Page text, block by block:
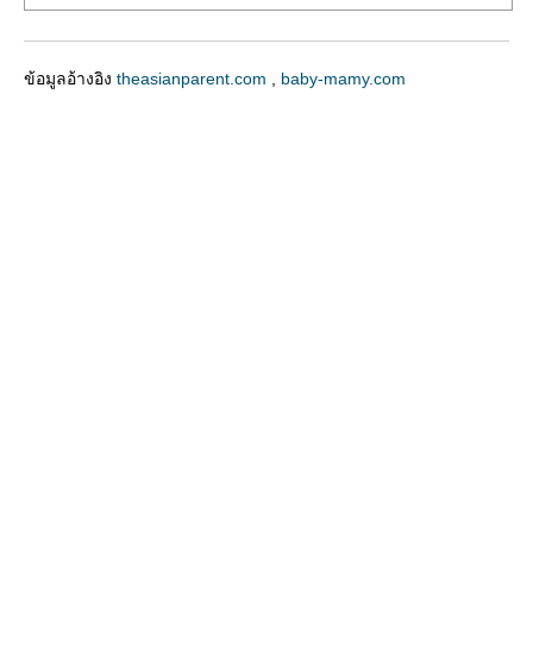
ข้อมูลอ้างอิง theasianparent.com , baby-mamy.com